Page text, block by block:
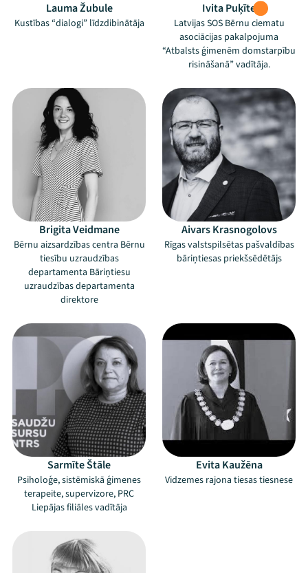
Lauma Žubule
Kustības “dialogi” līdzdibinātāja
Ivita Puķīte
Latvijas SOS Bērnu ciematu
asociācijas pakalpojuma
“Atbalsts ģimenēm domstarpību
risināšanā” vadītāja.
Brigita Veidmane
Bērnu aizsardzības centra Bērnu
tiesību uzraudzības
departamenta Bāriņtiesu
uzraudzības departamenta
direktore
Aivars Krasnogolovs
Rīgas valstspilsētas pašvaldības
bāriņtiesas priekšsēdētājs
Sarmīte Štāle
Psiholoģe, sistēmiskā ģimenes
terapeite, supervizore, PRC
Liepājas filiāles vadītāja
Evita Kaužēna
Vidzemes rajona tiesas tiesnese